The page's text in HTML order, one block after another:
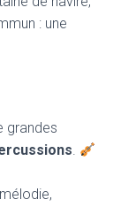
: une
grandes
.